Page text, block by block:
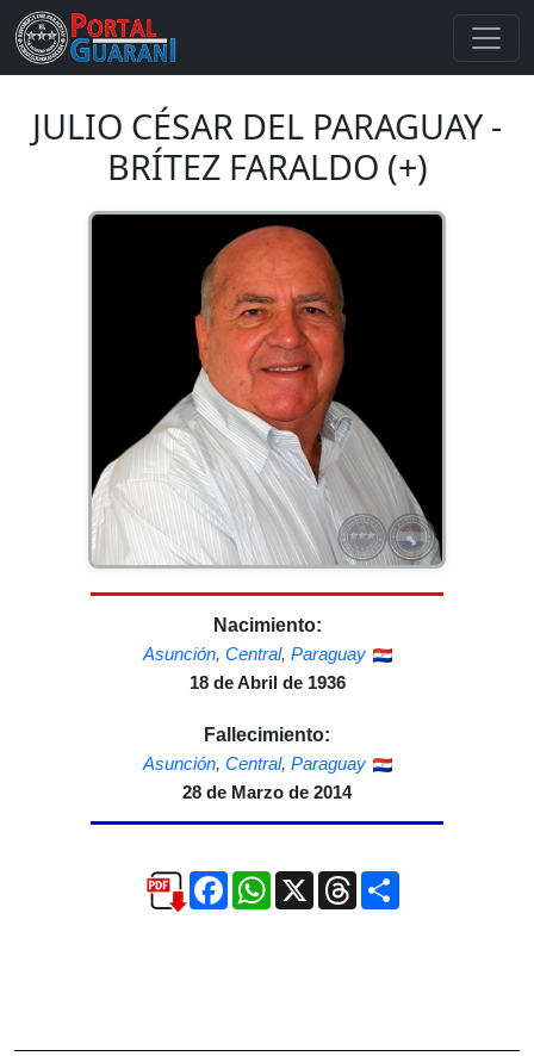
JULIO CÉSAR DEL PARAGUAY -
BRÍTEZ FARALDO (+)
Nacimiento:
Asunción, Central, Paraguay
18 de Abril de 1936
Fallecimiento:
Asunción, Central, Paraguay
28 de Marzo de 2014
FacebookWhatsApp
X ThreadsCompartir